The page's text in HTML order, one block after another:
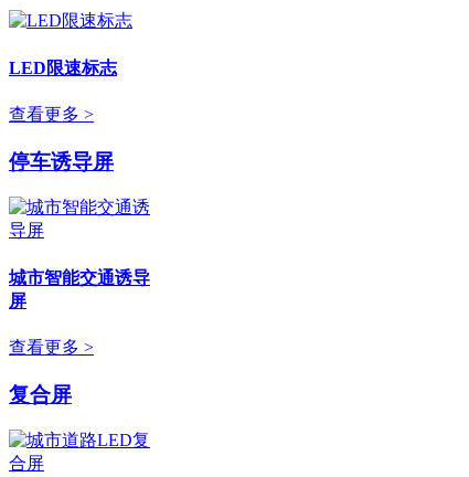
LED限速标志
查看更多 >
停车诱导屏
城市智能交通诱导
屏
查看更多 >
复合屏